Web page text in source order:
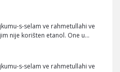
s-selam ve rahmetullahi ve
nije korišten etanol. One u…
s-selam ve rahmetullahi ve